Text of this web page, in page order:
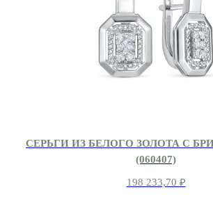
СЕРЬГИ ИЗ БЕЛОГО ЗОЛОТА С
(060407)
198 233,70 ₽